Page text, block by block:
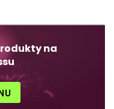
na